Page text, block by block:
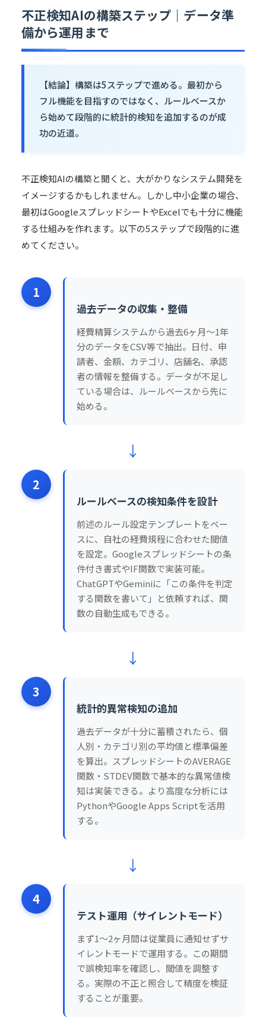
不正検知AIの構築ステップ｜データ準
備から運用まで
【結論】構築は5ステップで進める。最初から
フル機能を目指すのではなく、ルールベースか
ら始めて段階的に統計的検知を追加するのが成
功の近道。
不正検知AIの構築と聞くと、大がかりなシステム開発を
イメージするかもしれません。しかし中小企業の場合、
最初はGoogleスプレッドシートやExcelでも十分に機能
する仕組みを作れます。以下の5ステップで段階的に進
めてください。
1
過去データの収集・整備
経費精算システムから過去6ヶ月〜1年
分のデータをCSV等で抽出。日付、申
請者、金額、カテゴリ、店舗名、承認
者の情報を整備する。データが不足し
ている場合は、ルールベースから先に
始める。
↓
2
ルールベースの検知条件を設計
前述のルール設定テンプレートをベー
スに、自社の経費規程に合わせた閾値
を設定。Googleスプレッドシートの条
件付き書式やIF関数で実装可能。
ChatGPTやGeminiに「この条件を判定
する関数を書いて」と依頼すれば、関
数の自動生成もできる。
↓
3
統計的異常検知の追加
過去データが十分に蓄積されたら、個
人別・カテゴリ別の平均値と標準偏差
を算出。スプレッドシートのAVERAGE
関数・STDEV関数で基本的な異常値検
知は実装できる。より高度な分析には
PythonやGoogle Apps Scriptを活用
する。
↓
4
テスト運用（サイレントモード）
まず1〜2ヶ月間は従業員に通知せずサ
イレントモードで運用する。この期間
で誤検知率を確認し、閾値を調整す
る。実際の不正と照合して精度を検証
することが重要。